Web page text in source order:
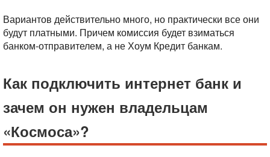
Вариантов действительно много, но практически все они
будут платными. Причем комиссия будет взиматься
банком-отправителем, а не Хоум Кредит банкам.
Как подключить интернет банк и
зачем он нужен владельцам
«Космоса»?